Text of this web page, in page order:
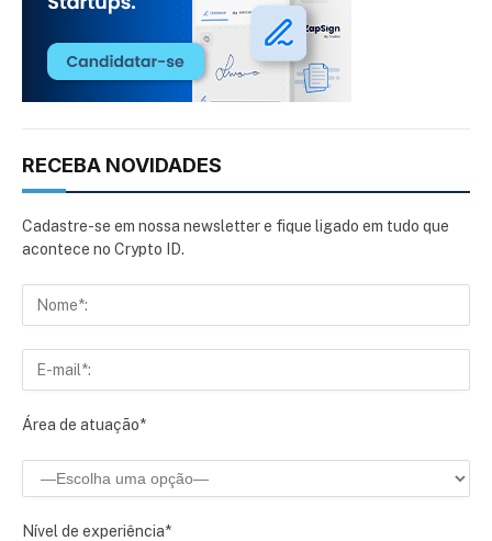
RECEBA NOVIDADES
Cadastre-se em nossa newsletter e fique ligado em tudo que
acontece no Crypto ID.
Área de atuação*
Nível de experiência*